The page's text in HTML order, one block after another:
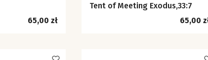
Cena
65,00 zł
Tent of Meeting Exodus,33:7
Cena
65,00